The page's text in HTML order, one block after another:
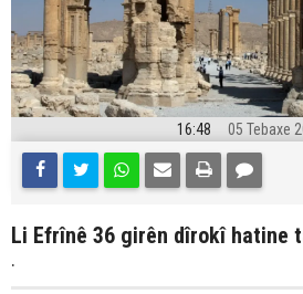
16:48 05 Tebaxe
Li Efrînê 36 girên dîrokî hatine
.